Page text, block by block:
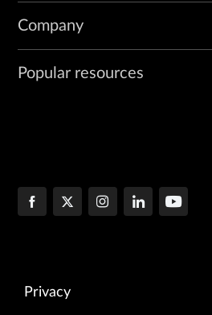
Company
Popular resources
Privacy